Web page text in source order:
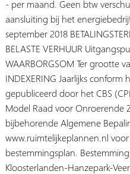
- per maand. Geen btw
aansluiting bij het
september 2018
BELASTE VERHUUR
WAARBORGSOM Ter grootte
INDEXERING Jaarlijks conform
gepubliceerd door het CBS
Model Raad voor Onroerende
bijbehorende Algemene
www.ruimtelijkeplannen.nl
bestemmingsplan.
Kloosterlanden-Hanzepark-